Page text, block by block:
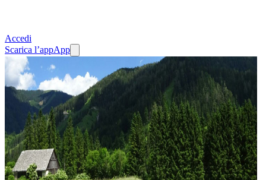
Accedi
Scarica l’appApp